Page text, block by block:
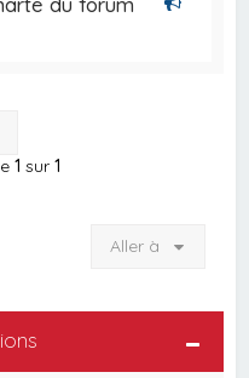
1 sur 1
Aller à